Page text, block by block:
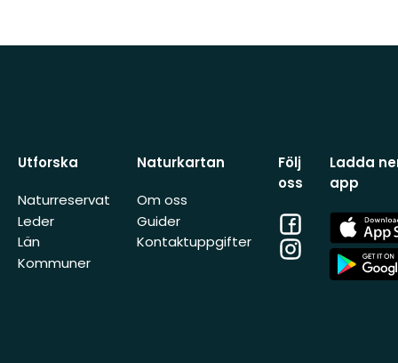
Utforska
Naturreservat
Leder
Län
Kommuner
Naturkartan
Om oss
Guider
Kontaktuppgifter
Följ
oss
Facebook
Instagram
Ladda
app
App
Store
App
Store